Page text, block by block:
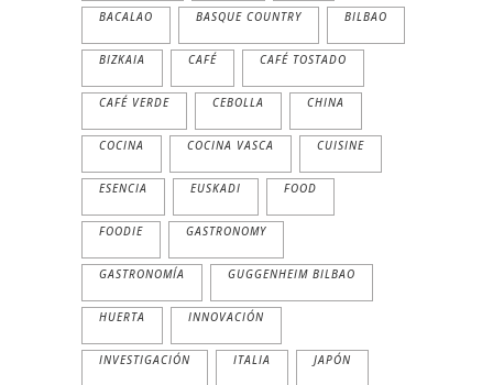
BACALAO BASQUE COUNTRY BILBAO
BIZKAIA CAFÉ CAFÉ TOSTADO
CAFÉ VERDE CEBOLLA CHINA
COCINA COCINA VASCA CUISINE
ESENCIA EUSKADI FOOD
FOODIE GASTRONOMY
GASTRONOMÍA GUGGENHEIM BILBAO
HUERTA INNOVACIÓN
INVESTIGACIÓN ITALIA JAPÓN